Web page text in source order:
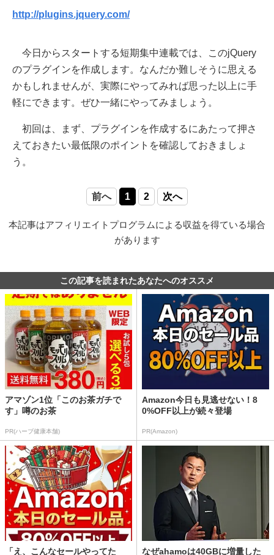
http://plugins.jquery.com/
今日からスタートする短期集中連載では、このjQuery
のプラグインを作成します。なんだか難しそうに思える
かもしれませんが、実際にやってみれば思った以上に手
軽にできます。ぜひ一緒にやってみましょう。
初回は、まず、プラグインを作成するにあたって押さ
えておきたい最低限のポイントを確認しておきましょ
う。
前へ 1 2 次へ
本記事はアフィリエイトプログラムによる収益を得ている場合
があります
この記事を読まれたあなたへのオススメ
アマゾン1位「このお茶ガチで
す」噂のお茶
PR(ハーブ健康本舗)
Amazon今日も見逃せない！8
0%OFF以上が続々登場
PR(Amazon)
「え、こんなセールやってた なぜahamoは40GBに増量した